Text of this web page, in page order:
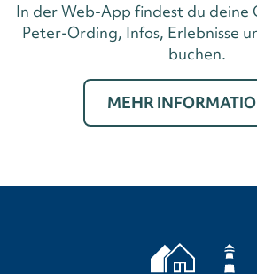
In der Web-App findest du deine
Peter-Ording, Infos, Erlebnisse
buchen.
MEHR